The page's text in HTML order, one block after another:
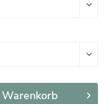
Warenkorb